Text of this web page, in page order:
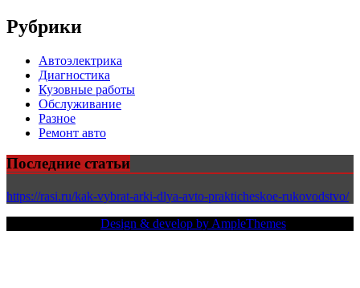
Рубрики
Автоэлектрика
Диагностика
Кузовные работы
Обслуживание
Разное
Ремонт авто
Последние статьи
https://rasi.ru/kak-vybrat-arki-dlya-avto-prakticheskoe-rukovodstvo/
Design & develop by AmpleThemes